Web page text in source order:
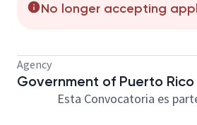
No longer accepting
Agency
Government of Puerto Rico
Esta Convocatoria es